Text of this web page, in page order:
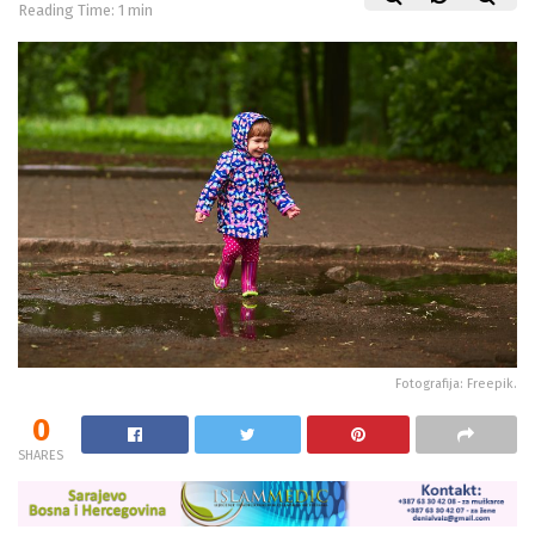
Reading Time: 1 min
Fotografija: Freepik.
0
SHARES